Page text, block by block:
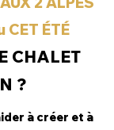
CET ÉTÉ
CHALET
?
à créer et à